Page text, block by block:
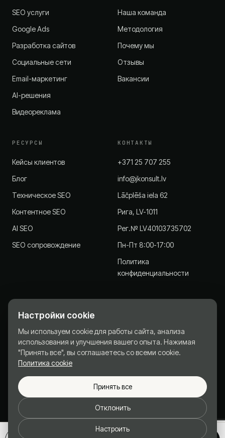
SEO услуги
Google Ads
Разработка сайтов
Социальные сети
Email-маркетинг
AI-решения
Видеореклама
Наша команда
Методология
Почему мы
Отзывы
Вакансии
РЕСУРСЫ
Кейсы клиентов
Блог
Техническое SEO
Контентное SEO
AI SEO
SEO сопровождение
КОНТАКТЫ
+371 25 707 255
info@jkonsult.lv
Lāčplēša iela 62
Рига, LV-1011
Рег.№ LV40103735702
Пн-Пт 8:00-17:00
Политика
конфиденциальности
JKonsult.lv - Стратегический партнёр для компаний с
2013 года.
© 2013-2026 SIA J Konsult · Рег.№ LV40103735702
Политика конфиденциальности
Настройки cookie
Мы используем cookie для работы сайта, анализа
использования и улучшения вашего опыта. Нажимая
"Принять все", вы соглашаетесь со всеми cookie.
Политика cookie
Требуются для базовой работы сайта (всегда активны).
Аналитика
Google Analytics 4 - анонимная статистика для
Принять все
Отклонить
Настроить